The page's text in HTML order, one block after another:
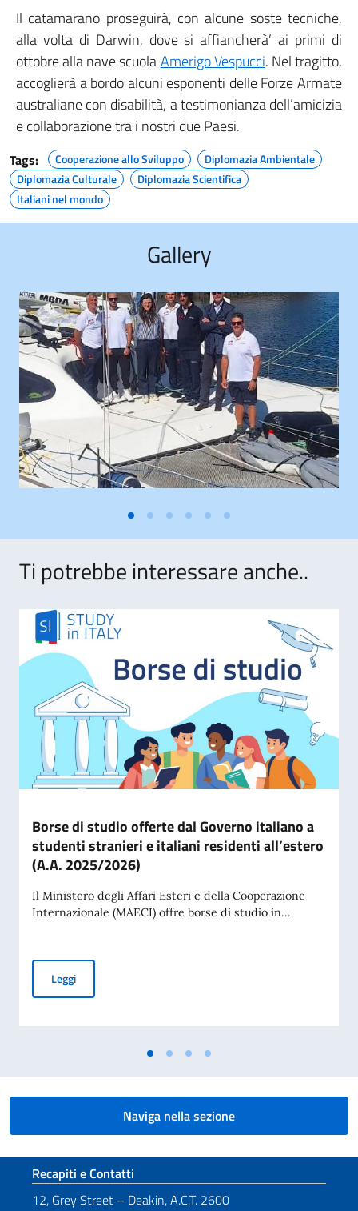
Il catamarano proseguirà, con alcune soste tecniche,
alla volta di Darwin, dove si affiancherà’ ai primi di
ottobre alla nave scuolaAmerigo Vespucci. Nel tragitto,
accoglierà a bordo alcuni esponenti delle Forze Armate
australiane con disabilità, a testimonianza dell’amicizia
e collaborazione tra i nostri due Paesi.
Tags: Cooperazione allo Sviluppo
Diplomazia Ambientale
Diplomazia Culturale
Diplomazia Scientifica
Italiani nel mondo
Gallery
Ti potrebbe interessare anche..
Borse di studio offerte dal Governo italiano a
studenti stranieri e italiani residenti all’estero
(A.A. 2025/2026)
Il Ministero degli Affari Esteri e della Cooperazione
Internazionale (MAECI) offre borse di studio in...
LeggiBorse di studio offerte dal Governo italiano a studenti
Naviga nella sezione
Sezione footer
Recapiti e Contatti
12, Grey Street – Deakin, A.C.T. 2600